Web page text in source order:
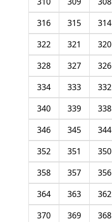
314
315
316
320
321
322
326
327
328
332
333
334
338
339
340
344
345
346
350
351
352
356
357
358
362
363
364
368
369
370